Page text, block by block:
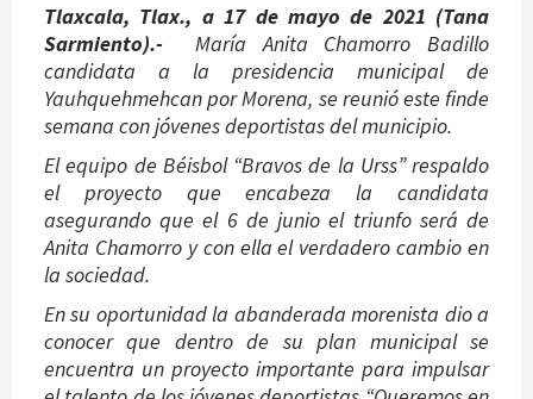
Tlaxcala, Tlax., a 17 de mayo de 2021 (Tana
Sarmiento).-
María Anita Chamorro Badillo
candidata a la presidencia municipal de
Yauhquehmehcan por Morena, se reunió este finde
semana con jóvenes deportistas del municipio.
El equipo de Béisbol “Bravos de la Urss” respaldo
el proyecto que encabeza la candidata
asegurando que el 6 de junio el triunfo será de
Anita Chamorro y con ella el verdadero cambio en
la sociedad.
En su oportunidad la abanderada morenista dio a
conocer que dentro de su plan municipal se
encuentra un proyecto importante para impulsar